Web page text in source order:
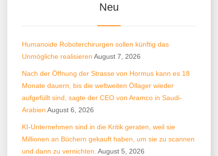
Neu
Humanoide Roboterchirurgen sollen künftig das
Unmögliche realisieren August 7, 2026
Nach der Öffnung der Strasse von Hormus kann es 18
Monate dauern, bis die weltweiten Öllager wieder
aufgefüllt sind, sagte der CEO von Aramco in Saudi-
Arabien August 6, 2026
KI-Unternehmen sind in die Kritik geraten, weil sie
Millionen an Büchern gekauft haben, um sie zu scannen
und dann zu vernichten. August 5, 2026